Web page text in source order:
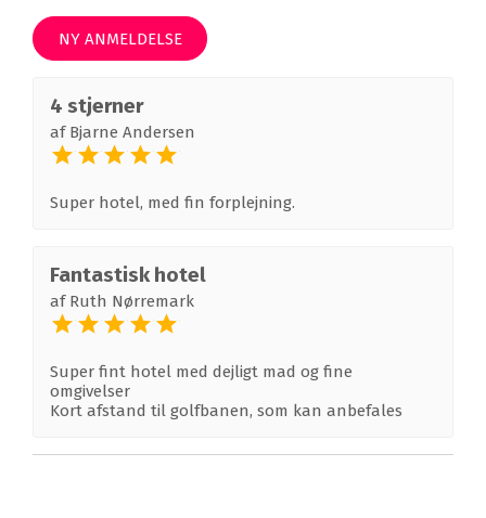
NY ANMELDELSE
4 stjerner
af Bjarne Andersen
Super hotel, med fin forplejning.
Fantastisk hotel
af Ruth Nørremark
Super fint hotel med dejligt mad og fine
omgivelser
Kort afstand til golfbanen, som kan anbefales